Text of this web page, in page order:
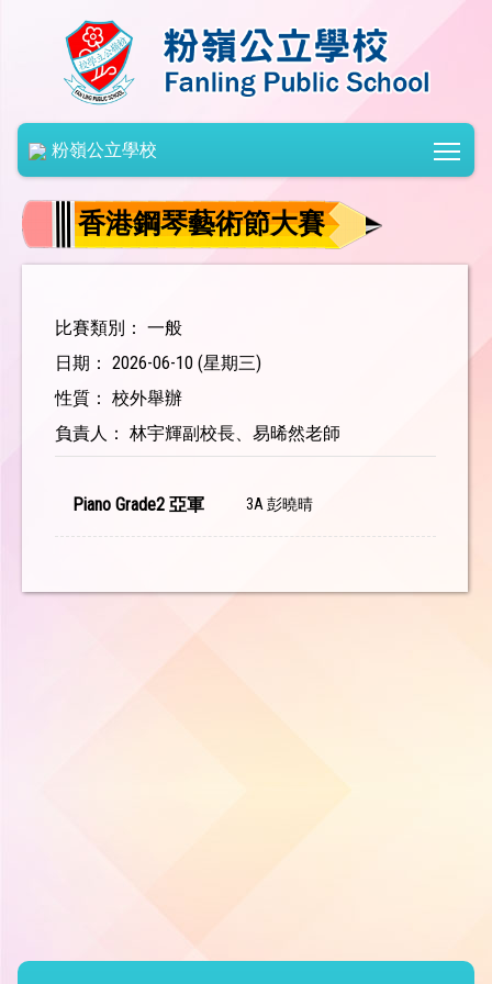
粉嶺公立學校
香港鋼琴藝術節大賽
比賽類別： 一般
日期： 2026-06-10 (星期三)
性質： 校外舉辦
負責人： 林宇輝副校長、易晞然老師
Piano Grade2 亞軍 3A 彭曉晴